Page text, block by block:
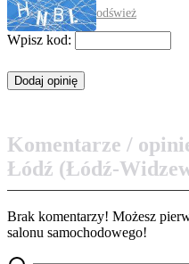
odśwież
Wpisz kod:
Komentarze /
Łódź (Łódź-
Brak komentarzy! Możesz
salonu samochodowego!